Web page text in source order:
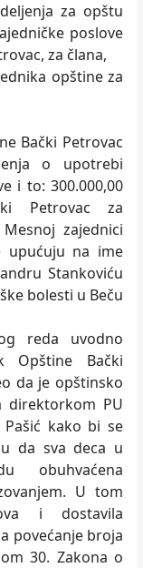
za opštu
poslove
za člana,
opštine za
Bački Petrovac
o upotrebi
i to: 300.000,00
Petrovac za
zajednici
upućuju na ime
Stankoviću
bolesti u Beču
reda uvodno
Opštine Bački
da je opštinsko
direktorkom PU
Pašić kako bi se
da sva deca u
obuhvaćena
U tom
i dostavila
povećanje broja
30. Zakona o